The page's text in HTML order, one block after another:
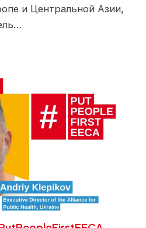
и Центральной Азии,